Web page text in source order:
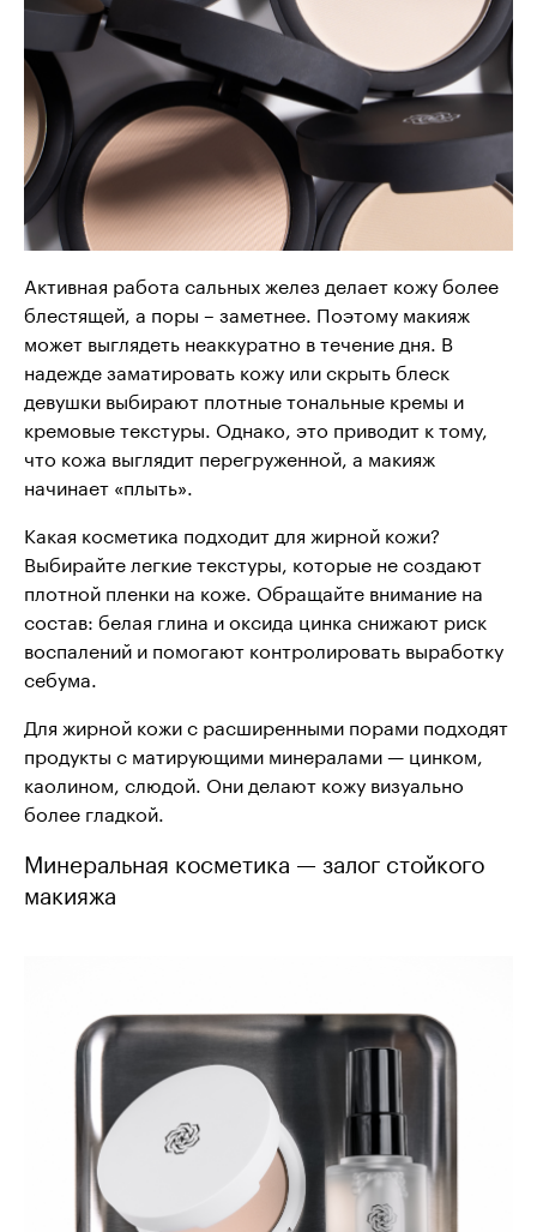
Активная работа сальных желез делает кожу более
блестящей, а поры – заметнее. Поэтому макияж
может выглядеть неаккуратно в течение дня. В
надежде заматировать кожу или скрыть блеск
девушки выбирают плотные тональные кремы и
кремовые текстуры. Однако, это приводит к тому,
что кожа выглядит перегруженной, а макияж
начинает «плыть».
Какая косметика подходит для жирной кожи?
Выбирайте легкие текстуры, которые не создают
плотной пленки на коже. Обращайте внимание на
состав: белая глина и оксида цинка снижают риск
воспалений и помогают контролировать выработку
себума.
Для жирной кожи с расширенными порами подходят
продукты с матирующими минералами — цинком,
каолином, слюдой. Они делают кожу визуально
более гладкой.
Минеральная косметика — залог стойкого
макияжа